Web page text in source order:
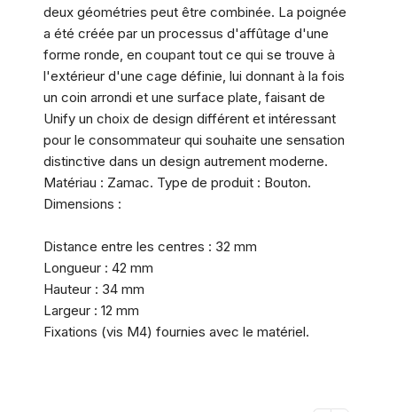
deux géométries peut être combinée. La poignée
a été créée par un processus d'affûtage d'une
forme ronde, en coupant tout ce qui se trouve à
l'extérieur d'une cage définie, lui donnant à la fois
un coin arrondi et une surface plate, faisant de
Unify un choix de design différent et intéressant
pour le consommateur qui souhaite une sensation
distinctive dans un design autrement moderne.
Matériau : Zamac. Type de produit : Bouton.
Dimensions :
Distance entre les centres : 32 mm
Longueur : 42 mm
Hauteur : 34 mm
Largeur : 12 mm
Fixations (vis M4) fournies avec le matériel.